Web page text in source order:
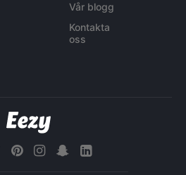
Vår blogg
Kontakta
oss